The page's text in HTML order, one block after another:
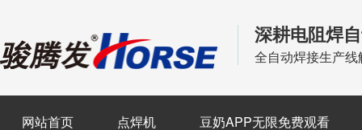
深耕电阻焊
全自动焊接生产
网站首页 点焊机 豆奶APP无限免费观看